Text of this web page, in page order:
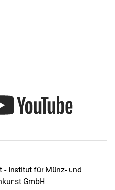
Institut für Münz- und
GmbH